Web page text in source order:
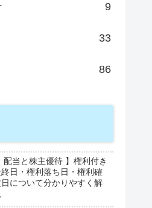
9
33
86
配当と株主優待 】権利付き
日・権利落ち日・権利確
日について分かりやすく解